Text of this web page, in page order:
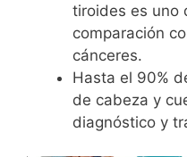
tiroides es uno
comparación
cánceres.
Hasta el 90%
de cabeza y
diagnóstico y